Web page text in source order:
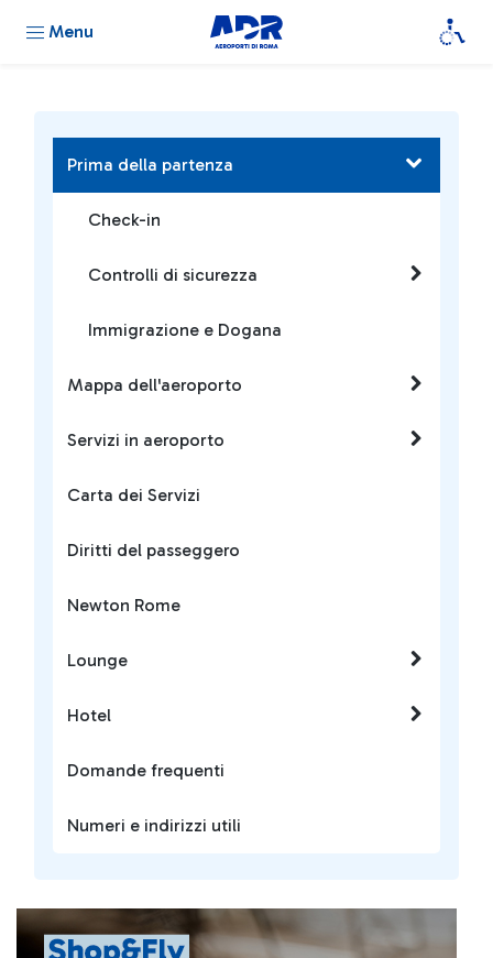
Menu
Prima della partenza
Check-in
Controlli di sicurezza
Immigrazione e Dogana
Mappa dell'aeroporto
Servizi in aeroporto
Carta dei Servizi
Diritti del passeggero
Newton Rome
Lounge
Hotel
Domande frequenti
Numeri e indirizzi utili